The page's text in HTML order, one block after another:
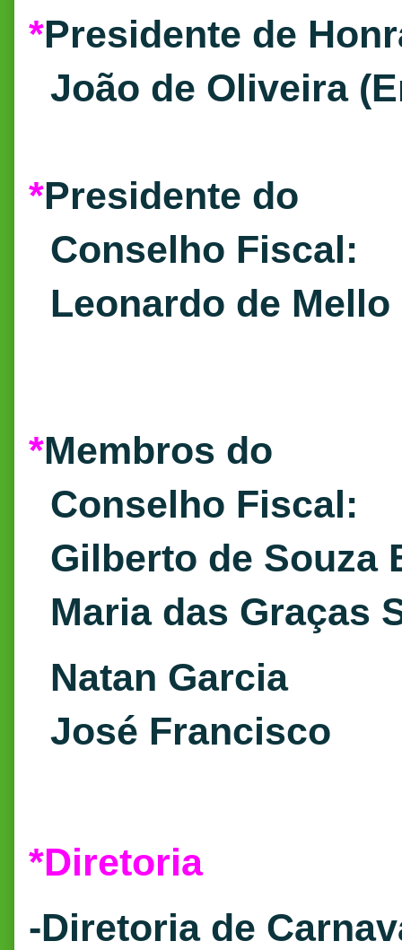
*Presidente de
João de Oliveira
*Presidente do
Conselho Fiscal:
Leonardo de Mello
*Membros do
Conselho Fiscal:
Gilberto de Souza
Maria das Graças
Natan Garcia
José Francisco
*Diretoria
-Diretoria de